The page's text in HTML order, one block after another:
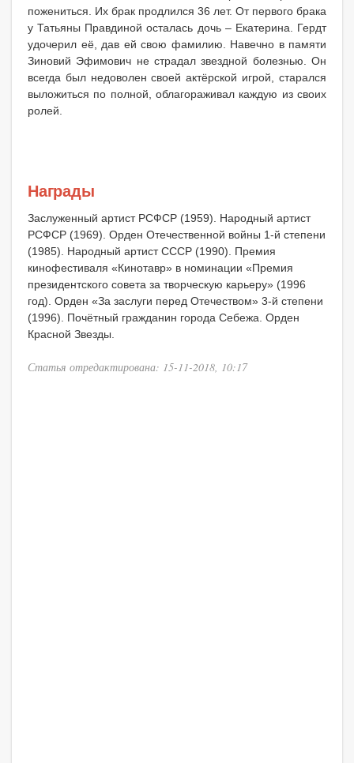
пожениться. Их брак продлился 36 лет. От первого брака
у Татьяны Правдиной осталась дочь – Екатерина. Гердт
удочерил её, дав ей свою фамилию. Навечно в памяти
Зиновий Эфимович не страдал звездной болезнью. Он
всегда был недоволен своей актёрской игрой, старался
выложиться по полной, облагораживал каждую из своих
ролей.
Награды
Заслуженный артист РСФСР (1959). Народный артист
РСФСР (1969). Орден Отечественной войны 1-й степени
(1985). Народный артист СССР (1990). Премия
кинофестиваля «Кинотавр» в номинации «Премия
президентского совета за творческую карьеру» (1996
год). Орден «За заслуги перед Отечеством» 3-й степени
(1996). Почётный гражданин города Себежа. Орден
Красной Звезды.
Статья отредактирована: 15-11-2018, 10:17